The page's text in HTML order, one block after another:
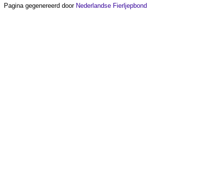
Pagina gegenereerd door Nederlandse Fierljepbond